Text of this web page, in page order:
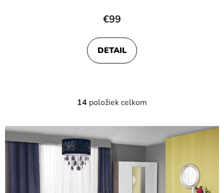
€99
DETAIL
O
l
á
a
14 položiek celkom